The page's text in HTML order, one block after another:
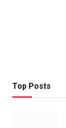
Top Posts